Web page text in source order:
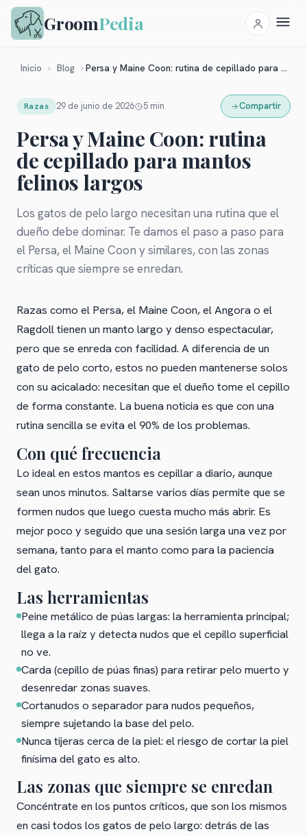
GroomPedia
Inicio Blog Persa y Maine Coon: rutina de cepillado para mantos felinos largos
Razas 29 de junio de 2026 5 min Compartir
Persa y Maine Coon: rutina
de cepillado para mantos
felinos largos
Los gatos de pelo largo necesitan una rutina que el
dueño debe dominar. Te damos el paso a paso para
el Persa, el Maine Coon y similares, con las zonas
críticas que siempre se enredan.
Razas como el Persa, el Maine Coon, el Angora o el
Ragdoll tienen un manto largo y denso espectacular,
pero que se enreda con facilidad. A diferencia de un
gato de pelo corto, estos no pueden mantenerse solos
con su acicalado: necesitan que el dueño tome el cepillo
de forma constante. La buena noticia es que con una
rutina sencilla se evita el 90% de los problemas.
Con qué frecuencia
Lo ideal en estos mantos es cepillar a diario, aunque
sean unos minutos. Saltarse varios días permite que se
formen nudos que luego cuesta mucho más abrir. Es
mejor poco y seguido que una sesión larga una vez por
semana, tanto para el manto como para la paciencia
del gato.
Las herramientas
Peine metálico de púas largas: la herramienta principal;
llega a la raíz y detecta nudos que el cepillo superficial
no ve.
Carda (cepillo de púas finas) para retirar pelo muerto y
desenredar zonas suaves.
Cortanudos o separador para nudos pequeños,
siempre sujetando la base del pelo.
Nunca tijeras cerca de la piel: el riesgo de cortar la piel
finísima del gato es alto.
Las zonas que siempre se enredan
Concéntrate en los puntos críticos, que son los mismos
en casi todos los gatos de pelo largo: detrás de las